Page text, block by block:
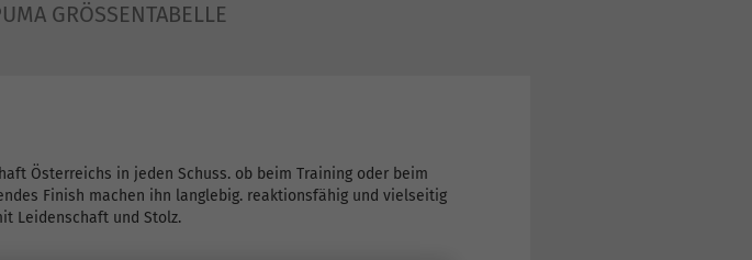
GRÖSSENTABELLE
Österreichs in jeden Schuss. ob beim Training oder beim
Finish machen ihn langlebig. reaktionsfähig und vielseitig
Leidenschaft und Stolz.